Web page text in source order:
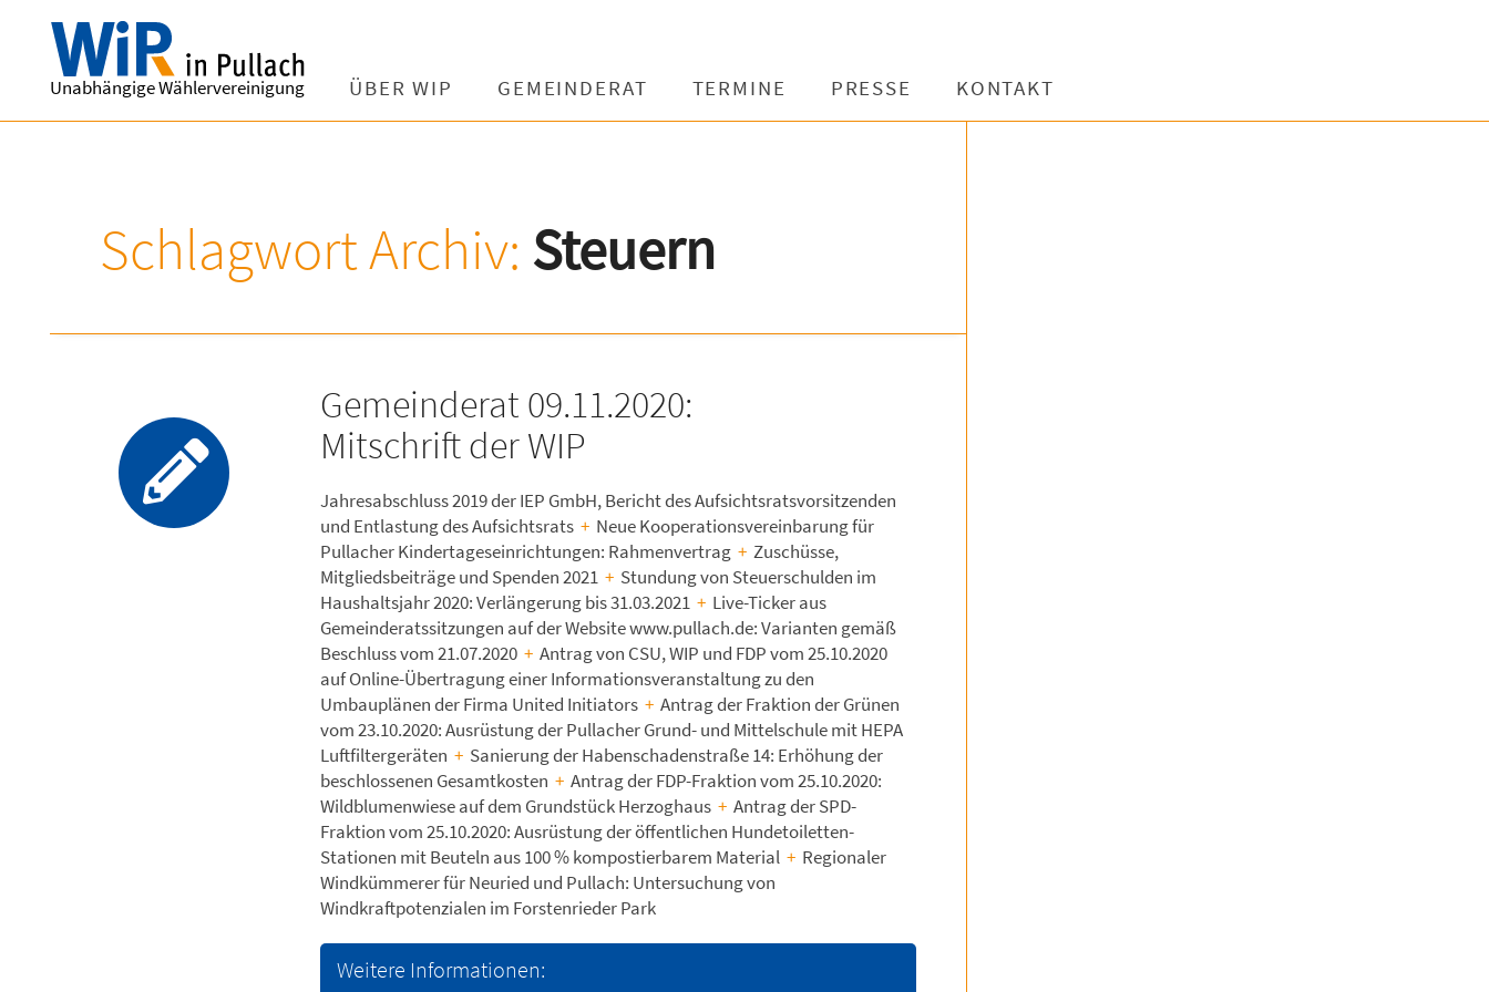
Unabhängige Wählervereinigung ÜBER WIP GEMEINDERAT TERMINE PRESSE KONTAKT
Schlagwort Archiv: Steuern
Gemeinderat 09.11.2020:
Mitschrift der WIP
Jahresabschluss 2019 der IEP GmbH, Bericht des Aufsichtsratsvorsitzenden
und Entlastung des Aufsichtsrats + Neue Kooperationsvereinbarung für
Pullacher Kindertageseinrichtungen: Rahmenvertrag + Zuschüsse,
Mitgliedsbeiträge und Spenden 2021 + Stundung von Steuerschulden im
Haushaltsjahr 2020: Verlängerung bis 31.03.2021 + Live-Ticker aus
Gemeinderatssitzungen auf der Website www.pullach.de: Varianten gemäß
Beschluss vom 21.07.2020 + Antrag von CSU, WIP und FDP vom 25.10.2020
auf Online-Übertragung einer Informationsveranstaltung zu den
Umbauplänen der Firma United Initiators + Antrag der Fraktion der Grünen
vom 23.10.2020: Ausrüstung der Pullacher Grund- und Mittelschule mit HEPA
Luftfiltergeräten + Sanierung der Habenschadenstraße 14: Erhöhung der
beschlossenen Gesamtkosten + Antrag der FDP-Fraktion vom 25.10.2020:
Wildblumenwiese auf dem Grundstück Herzoghaus + Antrag der SPD-
Fraktion vom 25.10.2020: Ausrüstung der öffentlichen Hundetoiletten-
Stationen mit Beuteln aus 100 % kompostierbarem Material + Regionaler
Windkümmerer für Neuried und Pullach: Untersuchung von
Windkraftpotenzialen im Forstenrieder Park
Weitere Informationen: